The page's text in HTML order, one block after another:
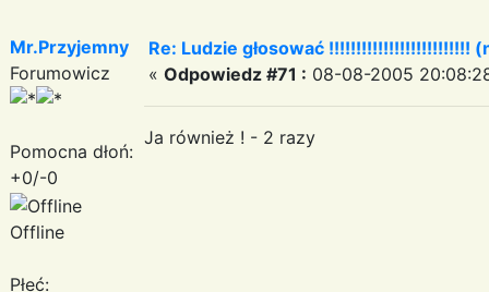
Mr.Przyjemny
Forumowicz
Pomocna dłoń:
+0/-0
Offline
Płeć:
Re: Ludzie głosować !!!!!!!!!!!!!!!!!!!!!!!!!!
« Odpowiedz #71 : 08-08-2005
Ja również ! - 2 razy